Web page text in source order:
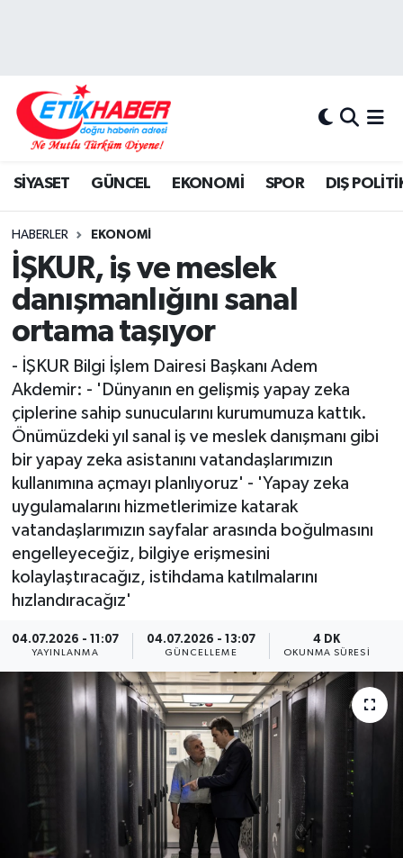
SİYASET GÜNCEL EKONOMİ SPOR DIŞ
HABERLER EKONOMİ
İŞKUR, iş ve meslek
danışmanlığını sanal
ortama taşıyor
- İŞKUR Bilgi İşlem Dairesi Başkanı Adem
Akdemir: - 'Dünyanın en gelişmiş yapay zeka
çiplerine sahip sunucularını kurumumuza kattık.
Önümüzdeki yıl sanal iş ve meslek danışmanı gibi
bir yapay zeka asistanını vatandaşlarımızın
kullanımına açmayı planlıyoruz' - 'Yapay zeka
uygulamalarını hizmetlerimize katarak
vatandaşlarımızın sayfalar arasında boğulmasını
engelleyeceğiz, bilgiye erişmesini
kolaylaştıracağız, istihdama katılmalarını
hızlandıracağız'
04.07.2026 - 11:07
YAYINLANMA
04.07.2026 - 13:07
GÜNCELLEME
4 DK
OKUNMA SÜRESI
DIŞ POLİTİKA
EKONOMİ
KÖŞE YAZILARI
KÜLTÜR-SANAT-MAGAZİN
MEDYA
ÖZEL HABER
RÖPORTAJLAR
SAĞLIK
SİYASET
YAŞAM
Hava Durumu
Süper Lig Puan Durumu ve Fikstür
Tüm Manşetler
Son Dakika Haberleri
Haber Arşivi